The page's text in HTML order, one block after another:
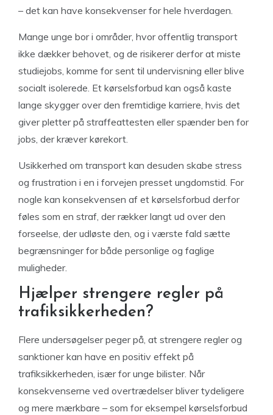
– det kan have konsekvenser for hele hverdagen.
Mange unge bor i områder, hvor offentlig transport
ikke dækker behovet, og de risikerer derfor at miste
studiejobs, komme for sent til undervisning eller blive
socialt isolerede. Et kørselsforbud kan også kaste
lange skygger over den fremtidige karriere, hvis det
giver pletter på straffeattesten eller spænder ben for
jobs, der kræver kørekort.
Usikkerhed om transport kan desuden skabe stress
og frustration i en i forvejen presset ungdomstid. For
nogle kan konsekvensen af et kørselsforbud derfor
føles som en straf, der rækker langt ud over den
forseelse, der udløste den, og i værste fald sætte
begrænsninger for både personlige og faglige
muligheder.
Hjælper strengere regler på
trafiksikkerheden?
Flere undersøgelser peger på, at strengere regler og
sanktioner kan have en positiv effekt på
trafiksikkerheden, især for unge bilister. Når
konsekvenserne ved overtrædelser bliver tydeligere
og mere mærkbare – som for eksempel kørselsforbud